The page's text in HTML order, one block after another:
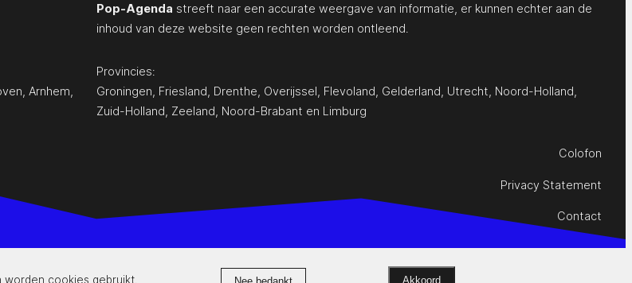
cookies gebruikt. Akkoord
Pop-Agenda streeft naar een accurate weergave van informatie, er kunnen echter aan de
inhoud van deze website geen rechten worden ontleend.
Arnhem
Provincies:
Groningen Friesland Drenthe Overijssel Flevoland Gelderland Utrecht Noord-Holland
Zuid-Holland Zeeland Noord-Brabant en Limburg
Colofon
Privacy Statement
Contact
www.pop-agenda.nl